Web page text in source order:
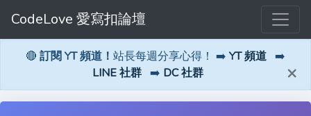
CodeLove 愛寫扣論壇
🔴 訂閱 YT 頻道！ 站長每週分享心得！ ➡️ YT 頻道 ➡️
LINE 社群 ➡️ DC 社群 ×